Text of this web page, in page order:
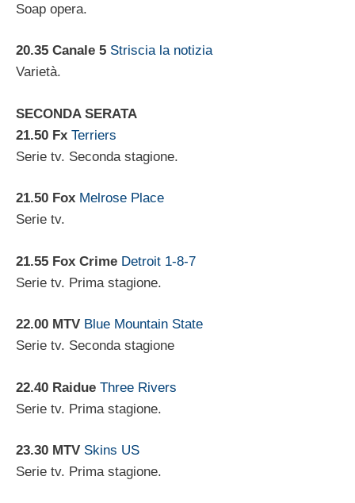
Soap opera.
20.35 Canale 5 Striscia la notizia
Varietà.
SECONDA SERATA
21.50 Fx Terriers
Serie tv. Seconda stagione.
21.50 Fox Melrose Place
Serie tv.
21.55 Fox Crime Detroit 1-8-7
Serie tv. Prima stagione.
22.00 MTV Blue Mountain State
Serie tv. Seconda stagione
22.40 Raidue Three Rivers
Serie tv. Prima stagione.
23.30 MTV Skins US
Serie tv. Prima stagione.